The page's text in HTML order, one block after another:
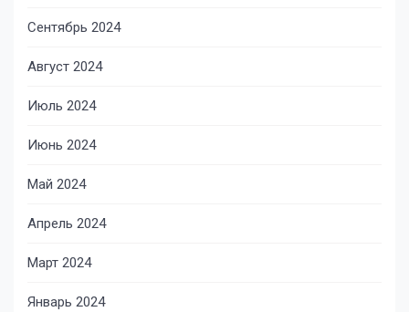
Сентябрь 2024
Август 2024
Июль 2024
Июнь 2024
Май 2024
Апрель 2024
Март 2024
Январь 2024